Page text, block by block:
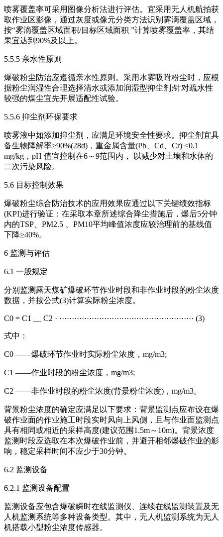
喷雾覆盖率可采用图像分析法进行评估。宜采用无人机航拍获
取作业区影像，通过灰度或像元分类方法识别雾滴覆盖区域，
按“雾滴覆盖区域面积/目标区域面积 ”计算喷雾覆盖率，其结
果宜达到90%及以上。
5.5.5 亲水性原则
爆破粉尘防治应遵循亲水性原则。采用水雾吸附粉尘时，应根
据粉尘润湿性合理选择清水或添加润湿型抑尘剂;针对疏水性
较强的煤尘宜先开展适配性试验。
5.5.6 抑尘剂环保要求
喷雾液中如添加抑尘剂，应满足环境安全性要求。抑尘剂宜具
备生物降解率≥90%(28d)，重金属含量(Pb、Cd、Cr) ≤0.1
mg/kg，pH 值宜控制在6～9范围内， 以减少对土壤和水体的
二次污染风险。
5.6 目标控制效果
爆破粉尘综合防治技术的应用效果应通过以下关键绩效指标
(KPI)进行验证：在采取本章所述综合降尘措施后，爆后5分钟
内的TSP、PM2.5 、PM10平均峰值浓度应较治理前的基线值
下降≥40%。
6 监测与评估
6.1 一般规定
分别监测露天煤矿爆破环节作业时段和非作业时段的粉尘浓度
数据，并按公式(3)计算实际粉尘浓度。
C0 = C1 __ C2 · ······················································ (3)
式中：
C0 ——爆破环节作业时实际粉尘浓度，mg/m3;
C1 ——作业时段的粉尘浓度，mg/m3;
C2 ——非作业时段的粉尘浓度(背景粉尘浓度)，mg/m3。
背景粉尘浓度的确定应满足以下要求：背景监测点应布设在爆
破作业面的作业施工时段实时风向上风侧，且与作业面监测点
具有相同或相近的采样高度(建议范围1.5m～10m)。背景浓度
监测时段应选取在本次爆破作业前，并避开相邻爆破作业的影
响，稳定采样时间不应少于30分钟。
6.2 监测设备
6.2.1 监测设备配置
监测设备应包含爆破瞬时在线监测仪、连续在线监测装置及无
人机监测系统等多种设备类型。其中，无人机监测系统为无人
机搭载小型粉尘浓度传感器。